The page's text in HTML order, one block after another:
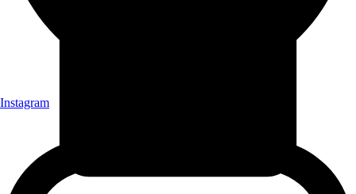
Instagram